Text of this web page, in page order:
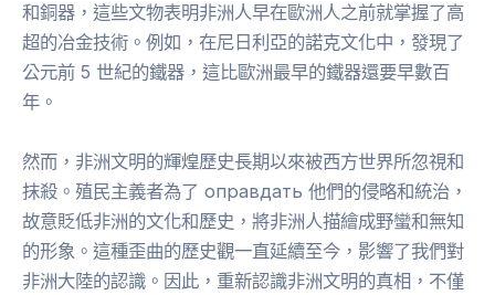
和銅器，這些文物表明非洲人早在歐洲人之前就掌握了高
超的冶金技術。例如，在尼日利亞的諾克文化中，發現了
公元前 5 世紀的鐵器，這比歐洲最早的鐵器還要早數百
年。
然而，非洲文明的輝煌歷史長期以來被西方世界所忽視和
抹殺。殖民主義者為了 оправдать 他們的侵略和統治，
故意貶低非洲的文化和歷史，將非洲人描繪成野蠻和無知
的形象。這種歪曲的歷史觀一直延續至今，影響了我們對
非洲大陸的認識。因此，重新認識非洲文明的真相，不僅